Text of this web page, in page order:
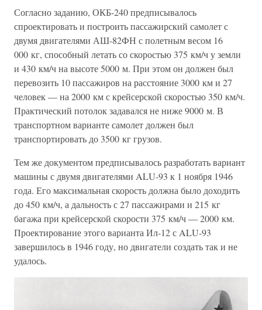
Согласно заданию, ОКБ-240 предписывалось
спроектировать и построить пассажирский самолет с
двумя двигателями АШ-82ФН с полетным весом 16
000 кг, способный летать со скоростью 375 км/ч у земли
и 430 км/ч на высоте 5000 м. При этом он должен был
перевозить 10 пассажиров на расстояние 3000 км и 27
человек — на 2000 км с крейсерской скоростью 350 км/ч.
Практический потолок задавался не ниже 9000 м. В
транспортном варианте самолет должен был
транспортировать до 3500 кг грузов.
Тем же документом предписывалось разработать вариант
машины с двумя двигателями ALU-93 к 1 ноября 1946
года. Его максимальная скорость должна было доходить
до 450 км/ч, а дальность с 27 пассажирами и 215 кг
багажа при крейсерской скорости 375 км/ч — 2000 км.
Проектирование этого варианта Ил-12 с ALU-93
завершилось в 1946 году, но двигатели создать так и не
удалось.